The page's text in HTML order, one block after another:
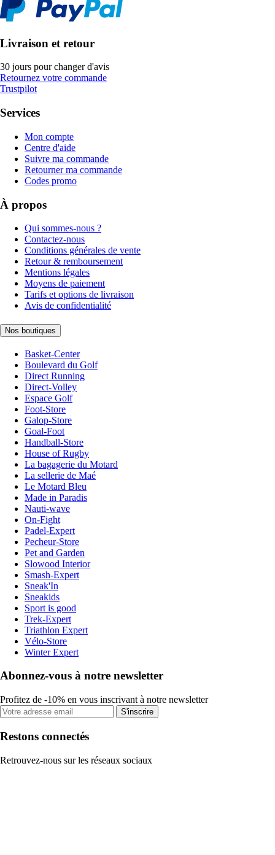
Livraison et retour
30 jours pour changer d'avis
Retournez votre commande
Trustpilot
Services
Mon compte
Centre d'aide
Suivre ma commande
Retourner ma commande
Codes promo
À propos
Qui sommes-nous ?
Contactez-nous
Conditions générales de vente
Retour & remboursement
Mentions légales
Moyens de paiement
Tarifs et options de livraison
Avis de confidentialité
Nos boutiques
Basket-Center
Boulevard du Golf
Direct Running
Direct-Volley
Espace Golf
Foot-Store
Galop-Store
Goal-Foot
Handball-Store
House of Rugby
La bagagerie du Motard
La sellerie de Maé
Le Motard Bleu
Made in Paradis
Nauti-wave
On-Fight
Padel-Expert
Pecheur-Store
Pet and Garden
Slowood Interior
Smash-Expert
Sneak'In
Sneakids
Sport is good
Trek-Expert
Triathlon Expert
Vélo-Store
Winter Expert
Abonnez-vous à notre newsletter
Profitez de -10% en vous inscrivant à notre newsletter
S'inscrire
Restons connectés
Retrouvez-nous sur les réseaux sociaux